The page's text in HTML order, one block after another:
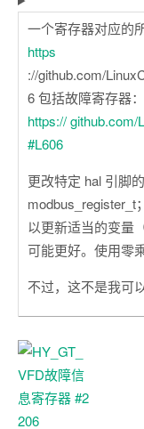
一个寄存器对应的
https
://github.com/
6 包括故障寄存器：
https://
#L606
更改特定 hal 引脚
modbus_register_t
以更新适当的变量
可能更好。使用零
不过，这不是我可